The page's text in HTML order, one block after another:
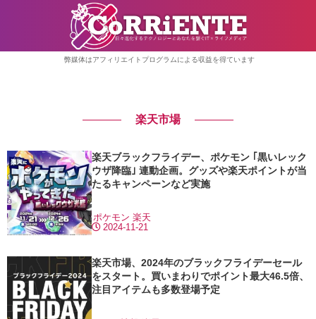
弊媒体はアフィリエイトプログラムによる収益を得ています
楽天市場
楽天ブラックフライデー、ポケモン ｢黒いレック
ウザ降臨｣ 連動企画。グッズや楽天ポイントが当
たるキャンペーンなど実施
2024-11-21
ポケモン 楽天
楽天市場、2024年のブラックフライデーセール
をスタート。買いまわりでポイント最大46.5倍、
注目アイテムも多数登場予定